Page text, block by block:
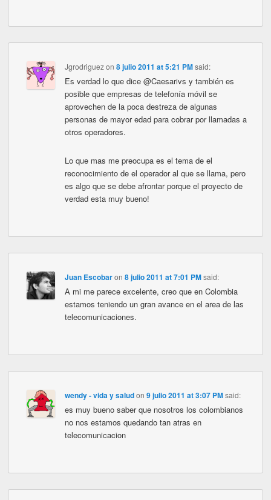
Jgrodriguezon 8 julio 2011 at 5:21 PM said:
Es verdad lo que dice @Caesarivs y también es
posible que empresas de telefonía móvil se
aprovechen de la poca destreza de algunas
personas de mayor edad para cobrar por llamadas a
otros operadores.
Lo que mas me preocupa es el tema de el
reconocimiento de el operador al que se llama, pero
es algo que se debe afrontar porque el proyecto de
verdad esta muy bueno!
Juan Escobaron 8 julio 2011 at 7:01 PM said:
A mi me parece excelente, creo que en Colombia
estamos teniendo un gran avance en el area de las
telecomunicaciones.
wendy - vida y saludon 9 julio 2011 at 3:07 PM said:
es muy bueno saber que nosotros los colombianos
no nos estamos quedando tan atras en
telecomunicacion